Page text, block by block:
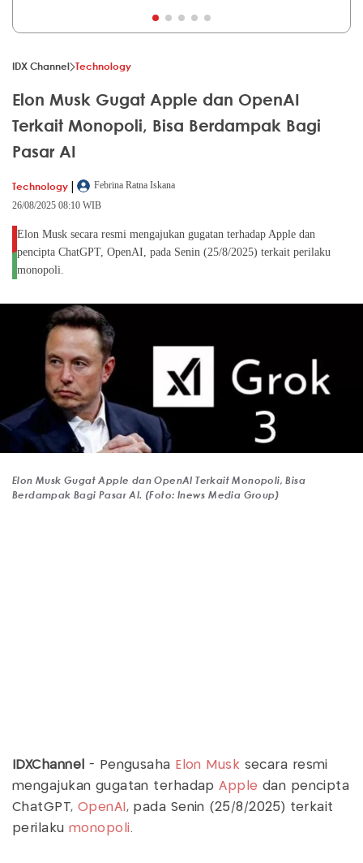
IDX Channel Technology
Elon Musk Gugat Apple dan OpenAI
Terkait Monopoli, Bisa Berdampak Bagi
Pasar AI
Technology |
Febrina Ratna Iskana
26/08/2025 08:10 WIB
Elon Musk secara resmi mengajukan gugatan terhadap Apple dan
pencipta ChatGPT, OpenAI, pada Senin (25/8/2025) terkait perilaku
monopoli.
Elon Musk Gugat Apple dan OpenAI Terkait Monopoli, Bisa
Berdampak Bagi Pasar AI. (Foto: Inews Media Group)
IDXChannel - Pengusaha Elon Musk secara resmi
mengajukan gugatan terhadapApple dan pencipta
ChatGPT, OpenAI , pada Senin (25/8/2025) terkait
perilaku monopoli.